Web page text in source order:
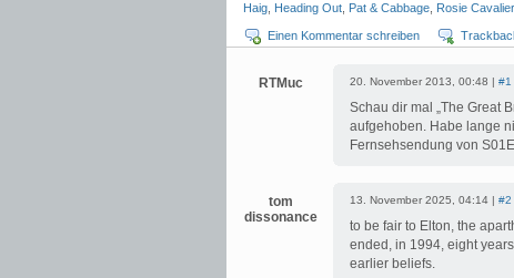
Haig Heading Out Pat & Cabbage Rosie
Einen Kommentar schreiben
RTMuc 20. November 2013, 00:48 | #1
Schau dir mal „The Great
aufgehoben. Habe lange
Fernsehsendung von
tom
dissonance
13. November 2025, 04:14 | #2
to be fair to Elton, the
ended, in 1994, eight
earlier beliefs.